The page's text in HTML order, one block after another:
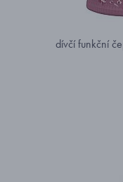
dívčí funkční